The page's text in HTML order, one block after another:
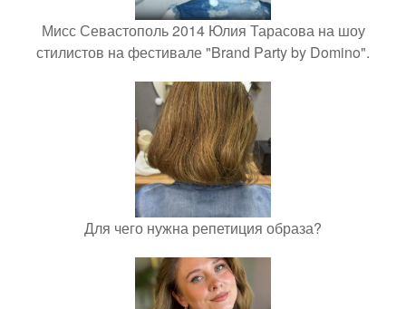
Мисс Севастополь 2014 Юлия Тарасова на шоу
стилистов на фестивале "Brand Party by Domino".
Для чего нужна репетиция образа?